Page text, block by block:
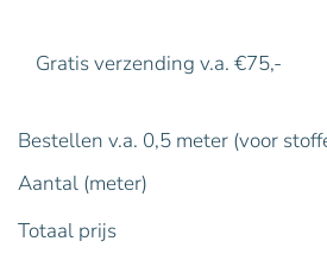
Gratis verzending v.a. €75,-
Bestellen v.a. 0,5 meter (voor
Aantal (meter)
Totaal prijs